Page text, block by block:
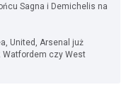
Sagna i Demichelis na
United, Arsenal już
Watfordem czy West